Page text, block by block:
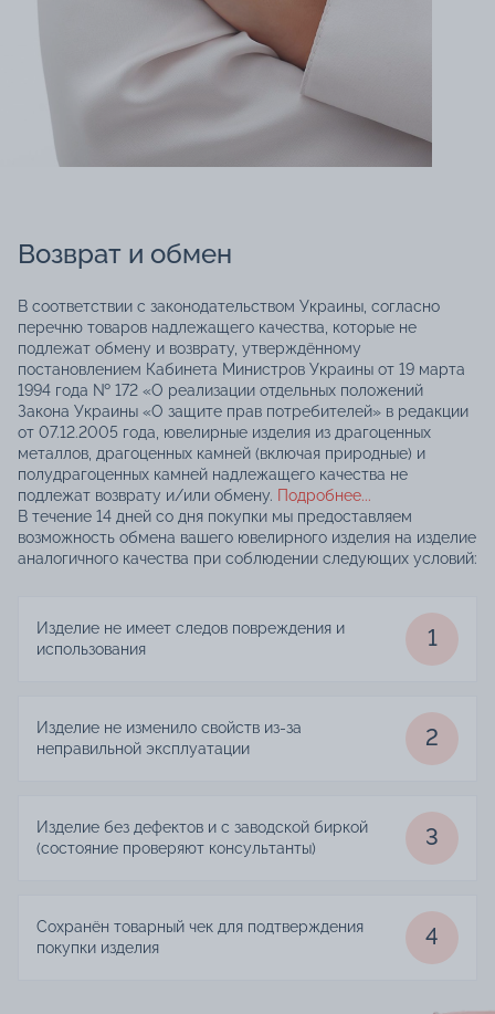
Возврат и обмен
В соответствии с законодательством Украины, согласно
перечню товаров надлежащего качества, которые не
подлежат обмену и возврату, утверждённому
постановлением Кабинета Министров Украины от 19 марта
1994 года № 172 «О реализации отдельных положений
Закона Украины «О защите прав потребителей» в редакции
от 07.12.2005 года, ювелирные изделия из драгоценных
металлов, драгоценных камней (включая природные) и
полудрагоценных камней надлежащего качества не
подлежат возврату и/или обмену. Подробнее...
В течение 14 дней со дня покупки мы предоставляем
возможность обмена вашего ювелирного изделия на изделие
аналогичного качества при соблюдении следующих условий:
Изделие не имеет следов повреждения и
использования
1
Изделие не изменило свойств из-за
неправильной эксплуатации
2
Изделие без дефектов и с заводской биркой
(состояние проверяют консультанты)
3
Сохранён товарный чек для подтверждения
покупки изделия
4